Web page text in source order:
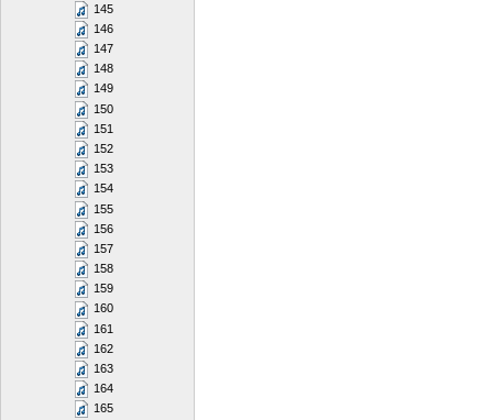
145
146
147
148
149
150
151
152
153
154
155
156
157
158
159
160
161
162
163
164
165